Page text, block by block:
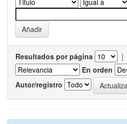
Resultados por página |
En orden
Autor/registro